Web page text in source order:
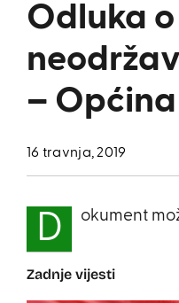
Odluka o
–
16 travnja, 2019
D okument
Zadnje vijesti